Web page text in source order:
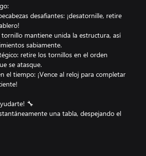
desafiantes: ¡desatornille, retire
mantiene unida la estructura, así
sabiamente.
retire los tornillos en el orden
se atasque.
el tiempo: ¡Vence al reloj para completar
🔧
una tabla, despejando el
adicional para liberar piezas